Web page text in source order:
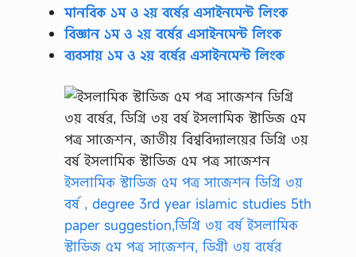
মানবিক ১ম ও ২য় বর্ষের এসাইনমেন্ট লিংক
বিজ্ঞান ১ম ও ২য় বর্ষের এসাইনমেন্ট লিংক
ব্যবসায় ১ম ও ২য় বর্ষের এসাইনমেন্ট লিংক
ইসলামিক স্টাডিজ ৫ম পত্র সাজেশন ডিগ্রি ৩য়
বর্ষ , degree 3rd year islamic studies 5th
paper suggestion,ডিগ্রি ৩য় বর্ষ ইসলামিক
স্টাডিজ ৫ম পত্র সাজেশন, ডিগ্রী ৩য় বর্ষের